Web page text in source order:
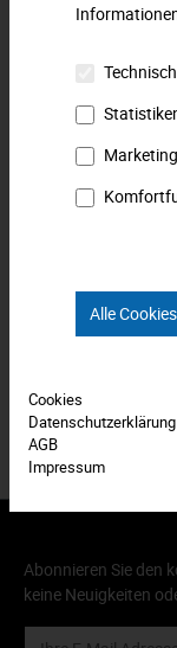
Beschreibung
Steckschlüssel-
und
Downloads
Produkt FAQs
Abonnieren Sie den
keine Neuigkeiten
Informationen
Marketing
Alle
Cookies
Datenschutzerklärung
AGB
Impressum